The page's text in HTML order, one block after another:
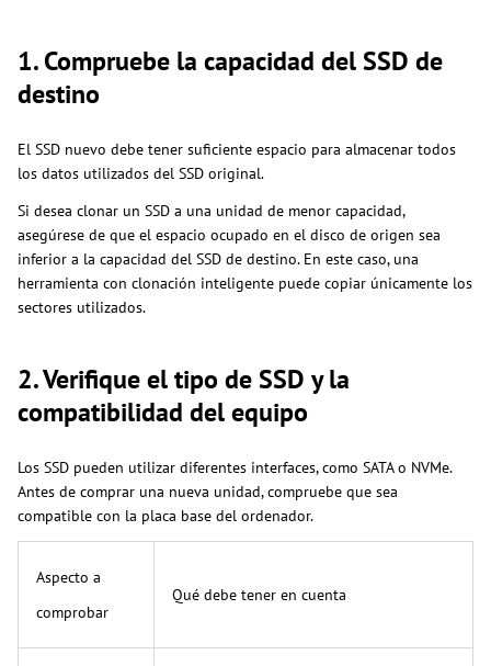
1. Compruebe la capacidad del SSD de
destino
El SSD nuevo debe tener suficiente espacio para almacenar todos
los datos utilizados del SSD original.
Si desea clonar un SSD a una unidad de menor capacidad,
asegúrese de que el espacio ocupado en el disco de origen sea
inferior a la capacidad del SSD de destino. En este caso, una
herramienta con clonación inteligente puede copiar únicamente los
sectores utilizados.
2. Verifique el tipo de SSD y la
compatibilidad del equipo
Los SSD pueden utilizar diferentes interfaces, como SATA o NVMe.
Antes de comprar una nueva unidad, compruebe que sea
compatible con la placa base del ordenador.
Aspecto a
comprobar
Qué debe tener en cuenta